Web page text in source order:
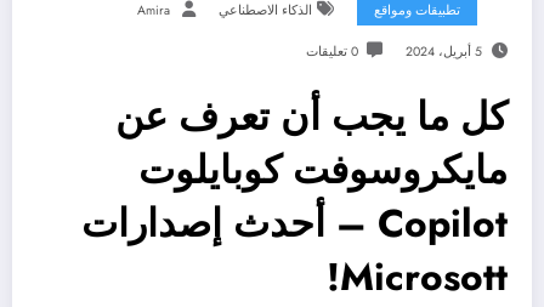
تطبيقات ومواقع الذكاء الاصطناعي Amira
5 أبريل، 2024 0 تعليقات
كل ما يجب أن تعرف عن
مايكروسوفت كوبايلوت
Copilot – أحدث إصدارات
Microsott!